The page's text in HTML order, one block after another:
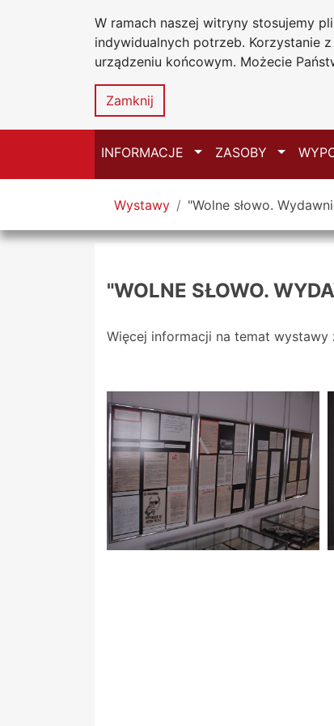
W ramach naszej witryny stosujemy
indywidualnych potrzeb. Korzystanie
urządzeniu końcowym. Możecie
Zamknij
Przejdź do głównego menu
Przejdź do treści
Przejdź do wyszukiwarki
Przejdź do mapy serwisu
w
INFORMACJE Przełącz
ZASOBY Przełącz
Tutaj jesteś
Wystawy "Wolne słowo.
"WOLNE SŁOWO.
Więcej informacji na temat wystawy